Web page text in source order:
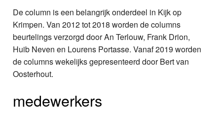
De column is een belangrijk onderdeel in Kijk op
Krimpen. Van 2012 tot 2018 worden de columns
beurtelings verzorgd door An Terlouw, Frank Drion,
Huib Neven en Lourens Portasse. Vanaf 2019 worden
de columns wekelijks gepresenteerd door Bert van
Oosterhout.
medewerkers